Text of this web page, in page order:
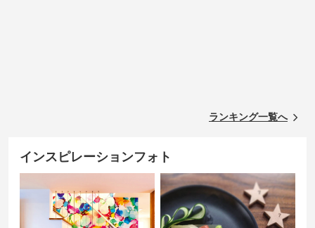
ランキング一覧へ
インスピレーションフォト